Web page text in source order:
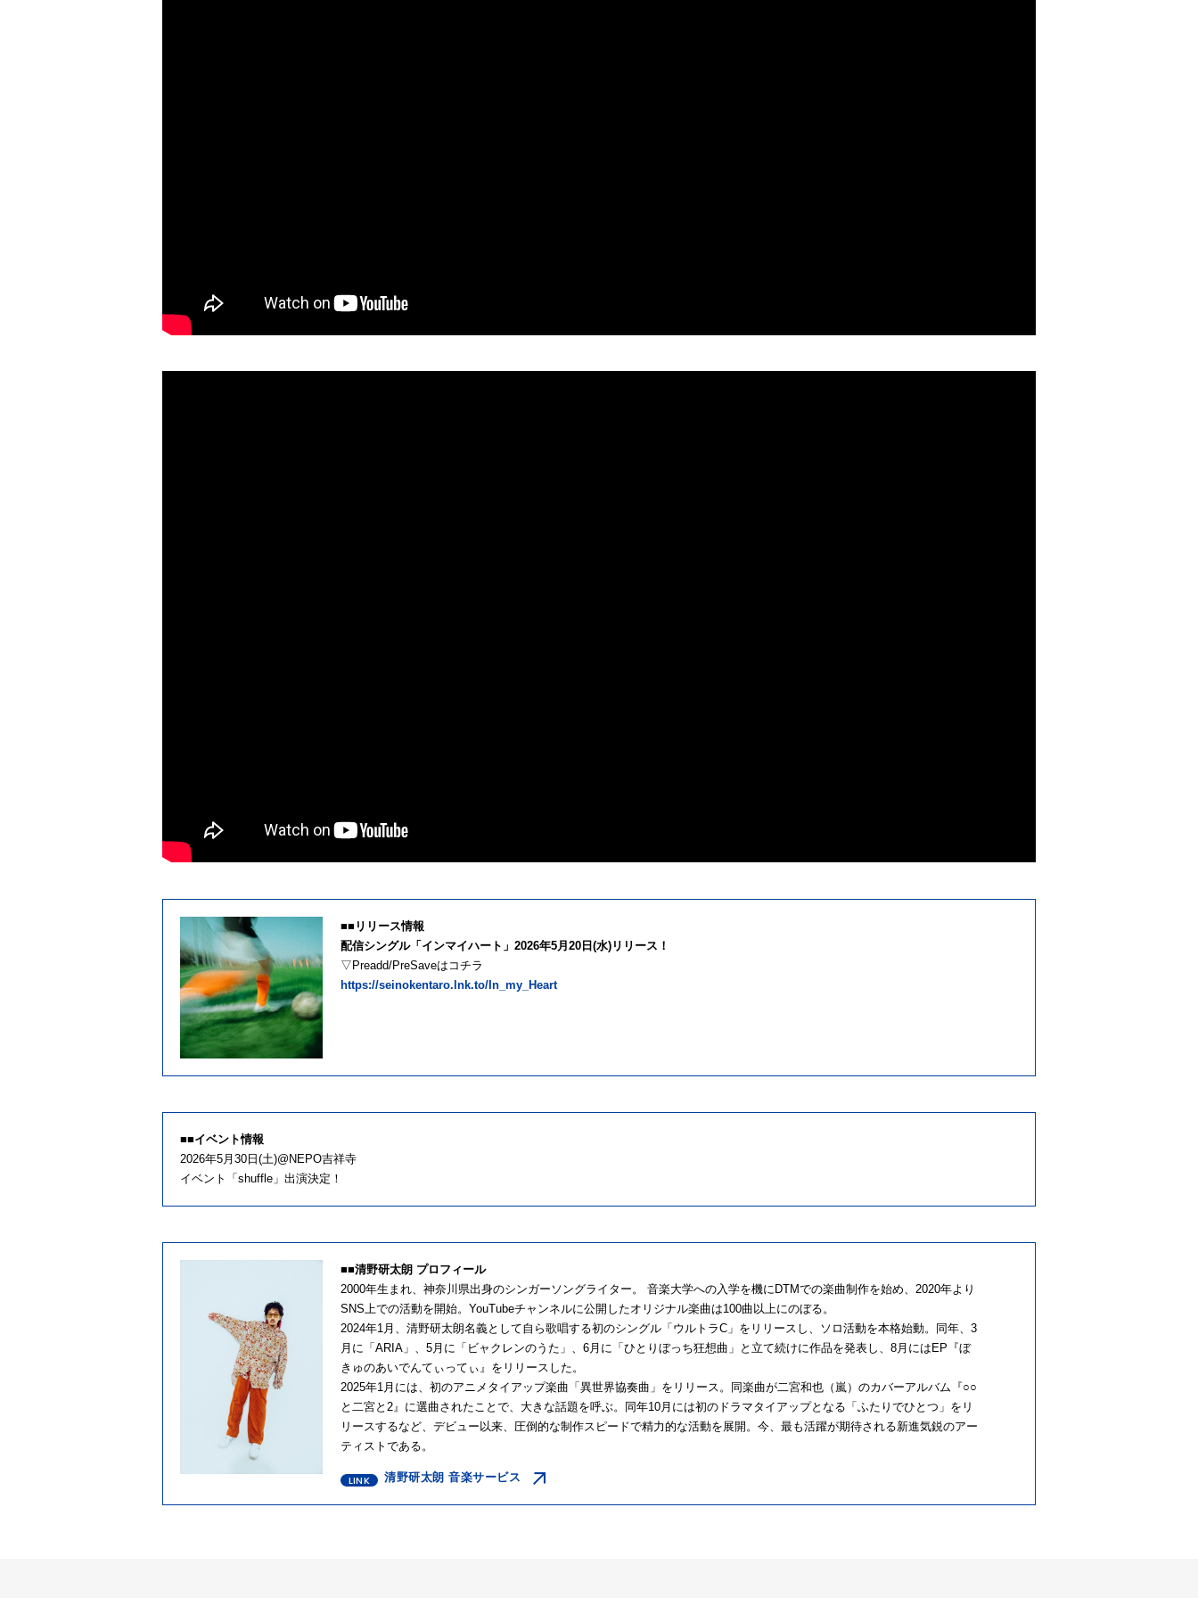
■■リリース情報
配信シングル「インマイハート」2026年5月20日(水)リリース！
▽Preadd/PreSaveはコチラ
https://seinokentaro.lnk.to/In_my_Heart
■■イベント情報
2026年5月30日(土)@NEPO吉祥寺
イベント「shuffle」出演決定！
■■清野研太朗 プロフィール
2000年生まれ、神奈川県出身のシンガーソングライター。 音楽大学への入学を機にDTMでの楽曲制作を始め、2020年より
SNS上での活動を開始。YouTubeチャンネルに公開したオリジナル楽曲は100曲以上にのぼる。
2024年1月、清野研太朗名義として自ら歌唱する初のシングル「ウルトラC」をリリースし、ソロ活動を本格始動。同年、3
月に「ARIA」、5月に「ビャクレンのうた」、6月に「ひとりぼっち狂想曲」と立て続けに作品を発表し、8月にはEP『ぼ
きゅのあいでんてぃってぃ』をリリースした。
2025年1月には、初のアニメタイアップ楽曲「異世界協奏曲」をリリース。同楽曲が二宮和也（嵐）のカバーアルバム『○○
と二宮と2』に選曲されたことで、大きな話題を呼ぶ。同年10月には初のドラマタイアップとなる「ふたりでひとつ」をリ
リースするなど、デビュー以来、圧倒的な制作スピードで精力的な活動を展開。今、最も活躍が期待される新進気鋭のアー
ティストである。
清野研太朗 音楽サービス